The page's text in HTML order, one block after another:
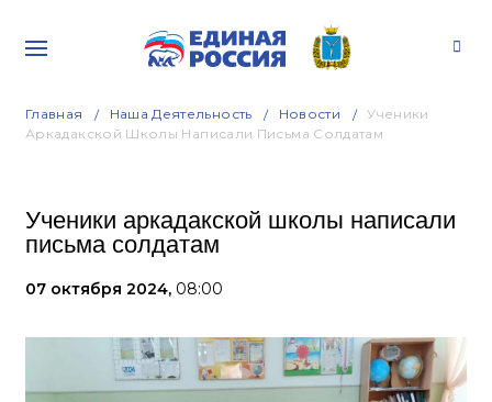
Главная Наша Деятельность Новости
Ученики
Аркадакской Школы Написали Письма Солдатам
Ученики аркадакской школы написали
письма солдатам
07 октября 2024, 08:00